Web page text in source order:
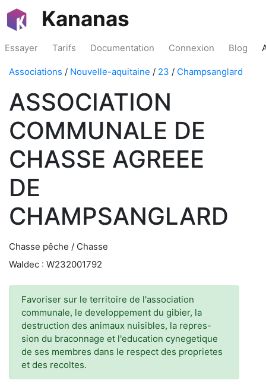
Kananas
Essayer Tarifs Documentation Connexion Blog
Associations / Nouvelle-aquitaine / 23 / Champsanglard
ASSOCIATION
COMMUNALE DE
CHASSE AGREEE
DE
CHAMPSANGLARD
Chasse pêche / Chasse
Waldec : W232001792
Favoriser sur le territoire de l'association
communale, le developpement du gibier, la
destruction des animaux nuisibles, la repres-
sion du braconnage et l'education cynegetique
de ses membres dans le respect des proprietes
et des recoltes.